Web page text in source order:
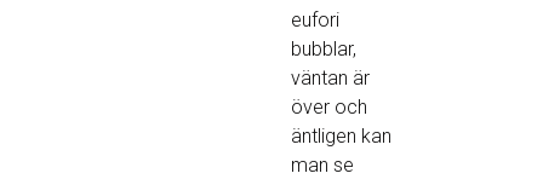
eufori
bubblar,
väntan är
över och
äntligen kan
man se